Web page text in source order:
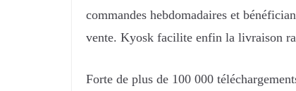
commandes hebdomadaires et
vente. Kyosk facilite enfin la livraison
Forte de plus de 100 000